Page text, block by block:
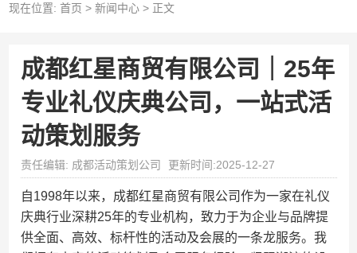
现在位置: 首页 > 新闻中心> 正文
成都红星商贸有限公司｜25年
专业礼仪庆典公司，一站式活
动策划服务
责任编辑: 成都活动策划公司 更新时间:2025-12-27
自1998年以来，成都红星商贸有限公司作为一家在礼仪
庆典行业深耕25年的专业机构，致力于为企业与品牌提
供全面、高效、标杆性的活动及会展的一条龙服务。我